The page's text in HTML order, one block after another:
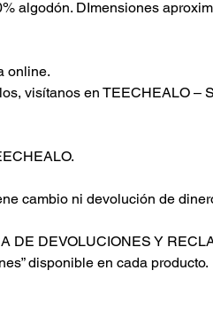
algodón. DImensiones
online.
visítanos en TEECHEALO –
cambio ni devolución de
DE DEVOLUCIONES Y
disponible en cada producto.